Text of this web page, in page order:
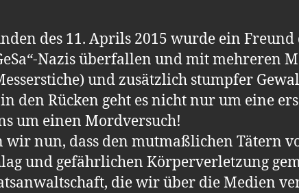
des 11. Aprils 2015 wurde ein
Nazis überfallen und mit mehreren
und zusätzlich stumpfer
den Rücken geht es nicht nur um eine
um einen Mordversuch!
nun, dass den mutmaßlichen Tätern
und gefährlichen Körperverletzung
die wir über die Medien